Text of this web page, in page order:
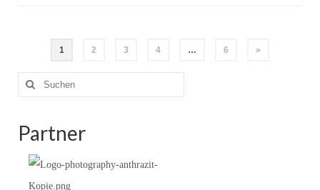
Seitennummerierung
der
Beiträge
1 2 3 4 … 6 »
Suche
nach:
Partner